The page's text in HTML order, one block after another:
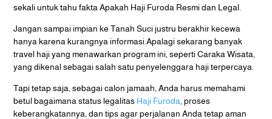
sekali untuk tahu fakta Apakah Haji Furoda Resmi dan Legal.
Jangan sampai impian ke Tanah Suci justru berakhir kecewa
hanya karena kurangnya informasi.Apalagi sekarang banyak
travel haji yang menawarkan program ini, seperti Caraka Wisata,
yang dikenal sebagai salah satu penyelenggara haji terpercaya.
Tapi tetap saja, sebagai calon jamaah, Anda harus memahami
betul bagaimana status legalitas Haji Furoda , proses
keberangkatannya, dan tips agar perjalanan Anda tetap aman